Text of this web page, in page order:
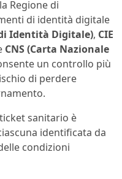
Regione di
di identità digitale
Identità Digitale), CIE
CNS (Carta Nazionale
un controllo più
di perdere
sanitario è
identificata da
condizioni